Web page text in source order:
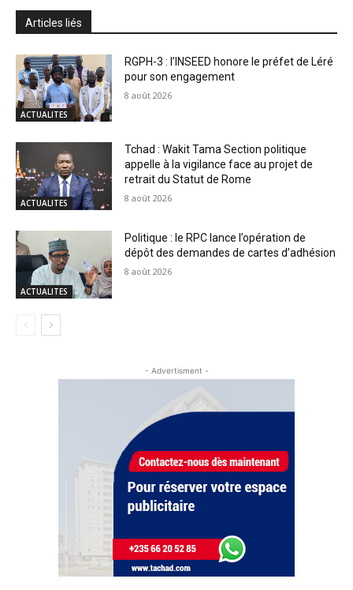
Articles liés
ACTUALITES
RGPH-3 : l’INSEED honore le préfet de Léré
pour son engagement
8 août 2026
ACTUALITES
Tchad : Wakit Tama Section politique
appelle à la vigilance face au projet de
retrait du Statut de Rome
8 août 2026
ACTUALITES
Politique : le RPC lance l’opération de
dépôt des demandes de cartes d’adhésion
8 août 2026
- Advertisment -